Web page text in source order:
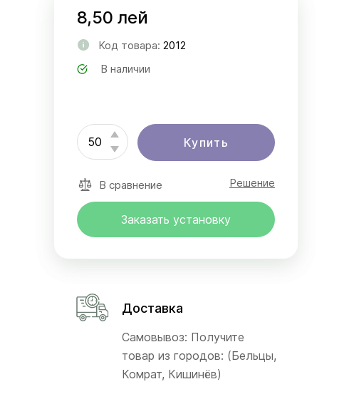
8,50 лей
Код товара: 2012
В наличии
Купить
В сравнение Решение
Заказать установку
Доставка
Самовывоз: Получите
товар из городов: (Бельцы,
Комрат, Кишинёв)